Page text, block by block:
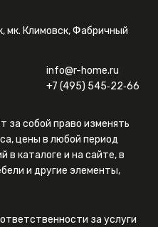
мк. Климовск, Фабричный
info@r-home.ru
+7 (495) 545‑22‑66
за собой право изменять
цены в любой период
в каталоге и на сайте, в
и другие элементы,
за услуги